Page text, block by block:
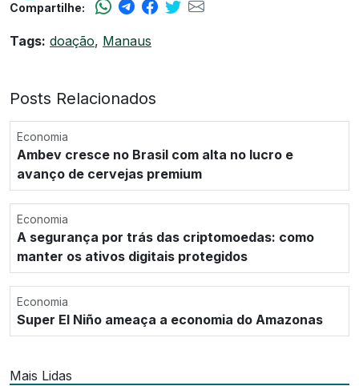
Compartilhe:
Tags: doação, Manaus
Posts Relacionados
Economia
Ambev cresce no Brasil com alta no lucro e
avanço de cervejas premium
Economia
A segurança por trás das criptomoedas: como
manter os ativos digitais protegidos
Economia
Super El Niño ameaça a economia do Amazonas
Mais Lidas